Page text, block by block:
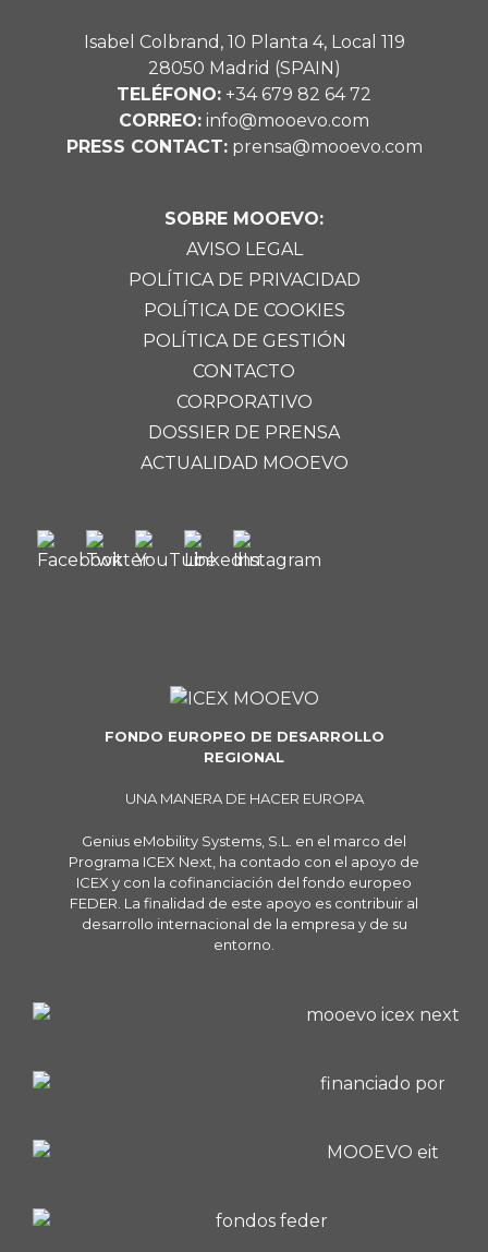
Isabel Colbrand, 10 Planta 4, Local 119
28050 Madrid (SPAIN)
TELÉFONO: +34 679 82 64 72
CORREO: info@mooevo.com
PRESS CONTACT:prensa@mooevo.com
SOBRE MOOEVO:
AVISO LEGAL
POLÍTICA DE PRIVACIDAD
POLÍTICA DE COOKIES
POLÍTICA DE GESTIÓN
CONTACTO
CORPORATIVO
DOSSIER DE PRENSA
ACTUALIDAD MOOEVO
FONDO EUROPEO DE DESARROLLO
REGIONAL
UNA MANERA DE HACER EUROPA
Genius eMobility Systems, S.L. en el marco del
Programa ICEX Next, ha contado con el apoyo de
ICEX y con la cofinanciación del fondo europeo
FEDER. La finalidad de este apoyo es contribuir al
desarrollo internacional de la empresa y de su
entorno.